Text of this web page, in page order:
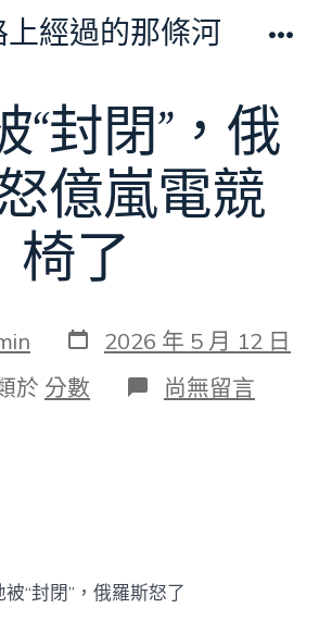
上經過的那條河
“封閉”，俄
億嵐電競
椅了
發
表
日
期
2026 年 5 月 12 日
於 分數 在
〈飛
怒
億
尚無留言
封閉”，俄羅斯怒了